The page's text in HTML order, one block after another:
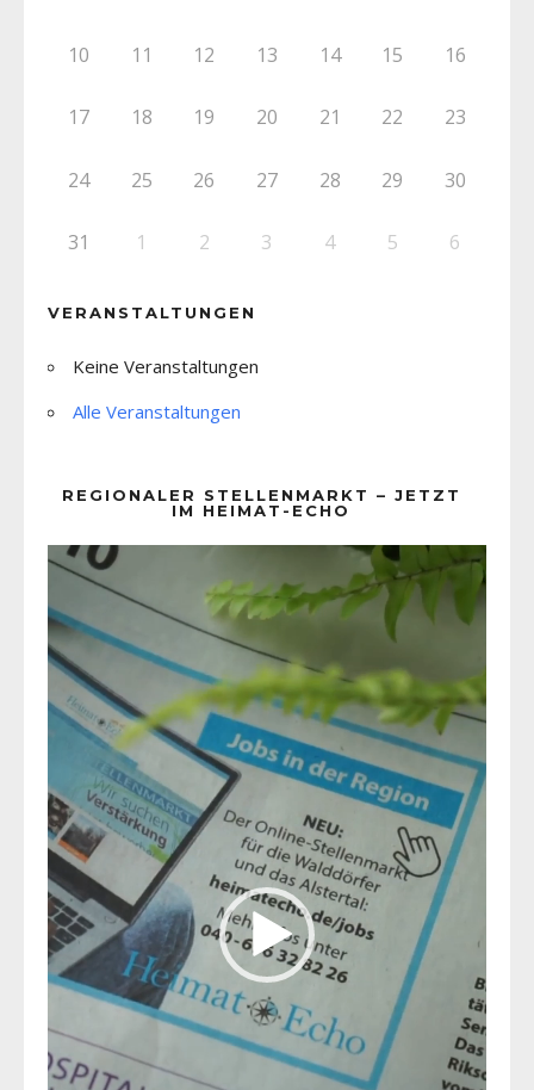
10 11 12 13 14 15 16
17 18 19 20 21 22 23
24 25 26 27 28 29 30
31 1 2 3 4 5 6
VERANSTALTUNGEN
Keine Veranstaltungen
Alle Veranstaltungen
REGIONALER STELLENMARKT – JETZT
IM HEIMAT-ECHO
Player